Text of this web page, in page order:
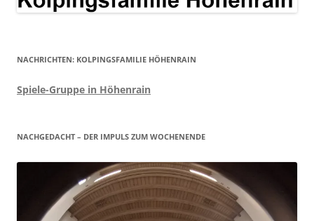
NACHRICHTEN: KOLPINGSFAMILIE HÖHENRAIN
Spiele-Gruppe in Höhenrain
NACHGEDACHT – DER IMPULS ZUM WOCHENENDE